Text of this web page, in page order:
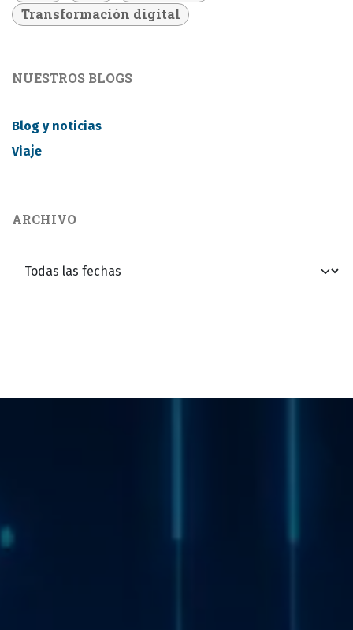
Transformación digital
NUESTROS BLOGS
Blog y noticias
Viaje
ARCHIVO